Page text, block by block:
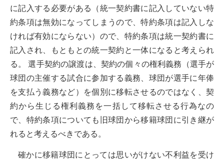
に記入する必要がある（統一契約書に記入していない特
約条項は無効になってしまうので、特約条項は記入しな
ければ有効にならない）ので、特約条項は統一契約書に
記入され、もともとの統一契約と一体になると考えられ
る。 選手契約の譲渡は、契約の個々の権利義務（選手が
球団の主催する試合に参加する義務、球団が選手に年俸
を支払う義務など）を個別に移転させるのではなく、契
約から生じる権利義務を一括して移転させる行為なの
で、特約条項についても旧球団から移籍球団に引き継が
れると考えるべきである。
確かに移籍球団にとっては思いがけない不利益を受け